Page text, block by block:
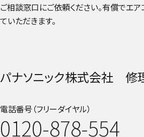
ご相談窓口にご依頼ください。有償でエ
ていただきます。
パナソニック株式会社 修
電話番号（フリーダイヤル）
0120-878-554